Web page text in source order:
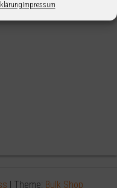
Impressum
| Theme: Bulk Shop